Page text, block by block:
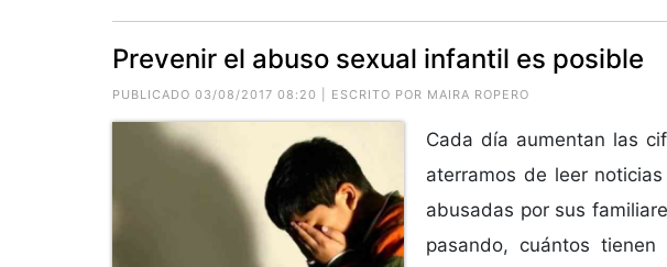
Prevenir el abuso sexual infantil es posible
PUBLICADO 03/08/2017 08:20 | ESCRITO POR MAIRA ROPERO
Cada día aumentan las
aterramos de leer
abusadas por sus
pasando, cuántos